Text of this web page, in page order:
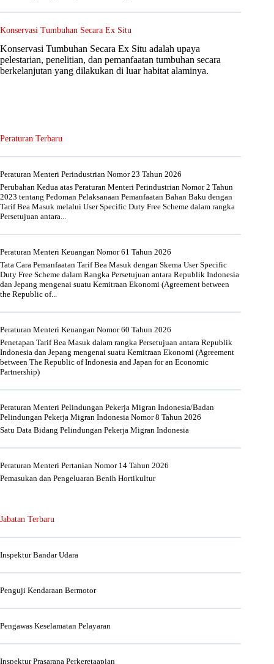
Konservasi Tumbuhan Secara Ex Situ
Konservasi Tumbuhan Secara Ex Situ adalah upaya
pelestarian, penelitian, dan pemanfaatan tumbuhan secara
berkelanjutan yang dilakukan di luar habitat alaminya.
Peraturan Terbaru
Peraturan Menteri Perindustrian Nomor 23 Tahun 2026
Perubahan Kedua atas Peraturan Menteri Perindustrian Nomor 2 Tahun
2023 tentang Pedoman Pelaksanaan Pemanfaatan Bahan Baku dengan
Tarif Bea Masuk melalui User Specific Duty Free Scheme dalam rangka
Persetujuan antara...
Peraturan Menteri Keuangan Nomor 61 Tahun 2026
Tata Cara Pemanfaatan Tarif Bea Masuk dengan Skema User Specific
Duty Free Scheme dalam Rangka Persetujuan antara Republik Indonesia
dan Jepang mengenai suatu Kemitraan Ekonomi (Agreement between
the Republic of...
Peraturan Menteri Keuangan Nomor 60 Tahun 2026
Penetapan Tarif Bea Masuk dalam rangka Persetujuan antara Republik
Indonesia dan Jepang mengenai suatu Kemitraan Ekonomi (Agreement
between The Republic of Indonesia and Japan for an Economic
Partnership)
Peraturan Menteri Pelindungan Pekerja Migran Indonesia/Badan
Pelindungan Pekerja Migran Indonesia Nomor 8 Tahun 2026
Satu Data Bidang Pelindungan Pekerja Migran Indonesia
Peraturan Menteri Pertanian Nomor 14 Tahun 2026
Pemasukan dan Pengeluaran Benih Hortikultur
Jabatan Terbaru
Inspektur Bandar Udara
Penguji Kendaraan Bermotor
Pengawas Keselamatan Pelayaran
Inspektur Prasarana Perkeretaapian